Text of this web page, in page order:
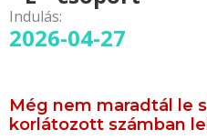
Indulás:
2026-04-27
Még nem maradtál le
korlátozott számban